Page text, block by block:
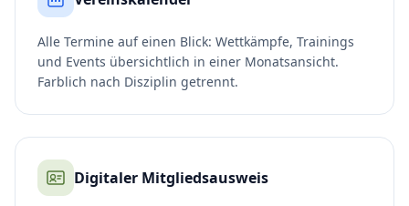
Alle Termine auf einen Blick: Wettkämpfe, Trainings
und Events übersichtlich in einer Monatsansicht.
Farblich nach Disziplin getrennt.
Digitaler Mitgliedsausweis